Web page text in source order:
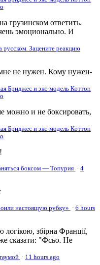
грузинском ответить.
эмоционально. И
русском. Зацените реакцию
не нужен. Кому нужен-
Бриджес и экс-модель Коттон
можно и не боксировать,
Бриджес и экс-модель Коттон
боксом — Топурия · 4
настоящую рубку» · 6 hours
логікою, збірна Франції,
сказати: "Фсьо. Не
· 11 hours ago